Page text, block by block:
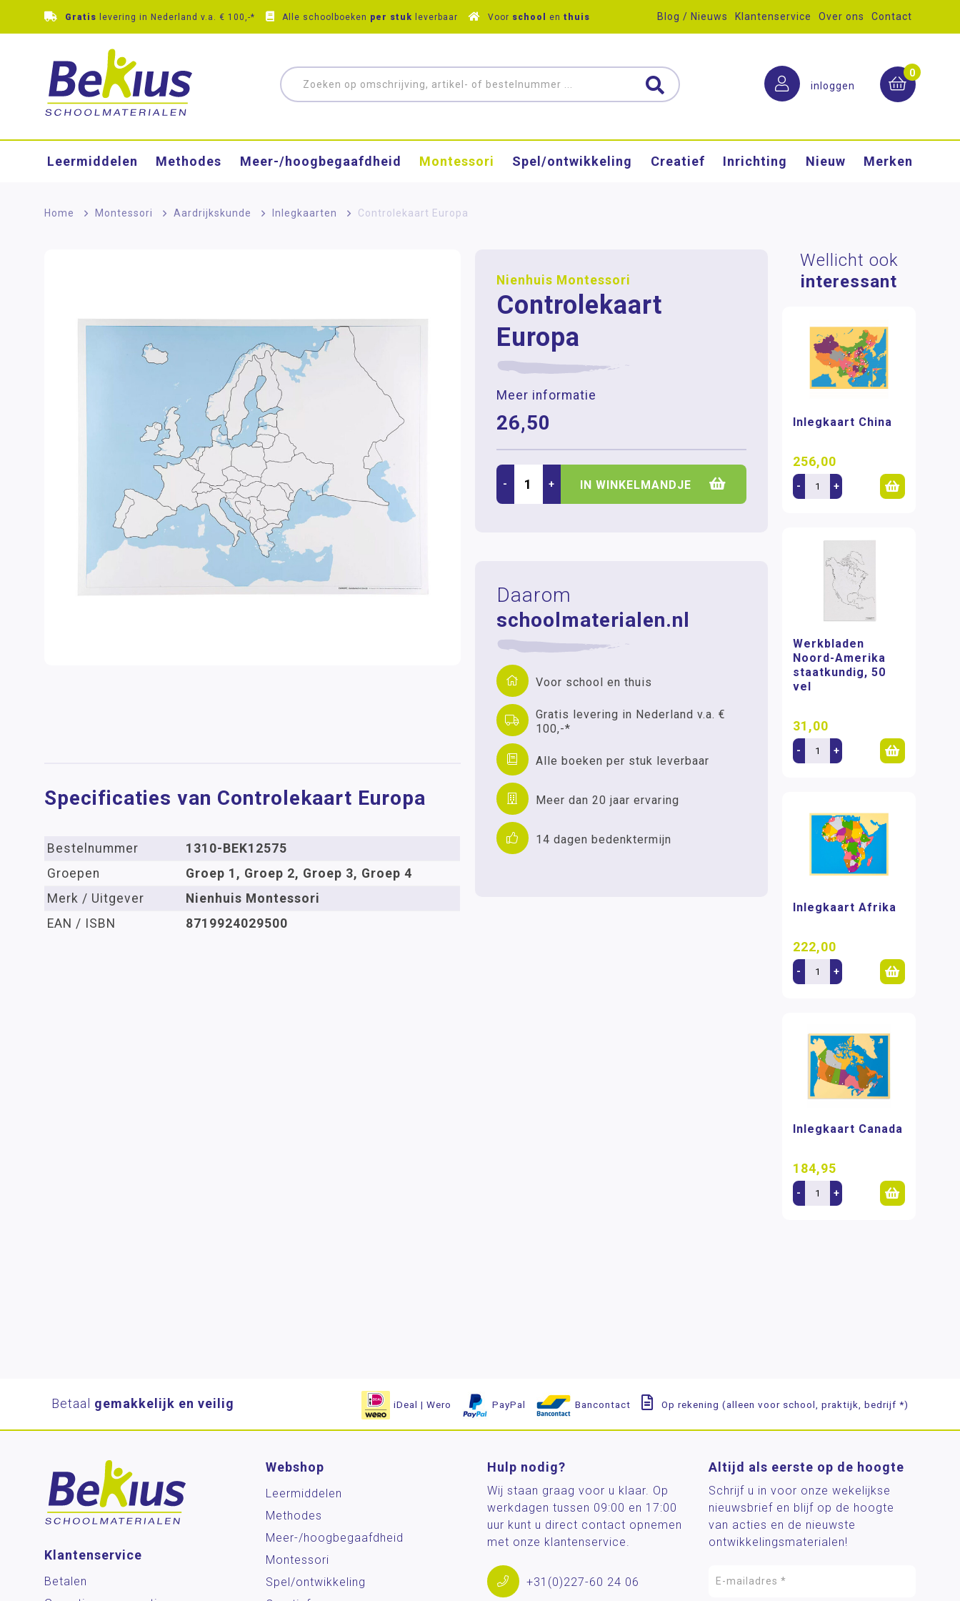
Gratis levering in Nederland v.a. € 100,-* Alle schoolboeken per stuk leverbaar Voor school en thuis Blog / Nieuws Klantenservice Over ons Contact
inloggen
0
Leermiddelen Methodes Meer-/hoog­begaafdheid Montessori Spel/ontwikkeling Creatief Inrichting Nieuw Merken
Home > Montessori > Aardrijkskunde > Inlegkaarten > Controlekaart Europa
Nienhuis Montessori
Controlekaart
Europa
Meer informatie
26,50
- + IN WINKELMANDJE
Daarom
schoolmaterialen.nl
Voor school en thuis
Gratis levering in Nederland v.a. €
100,-*
Alle boeken per stuk leverbaar
Meer dan 20 jaar ervaring
14 dagen bedenktermijn
Specificaties van Controlekaart Europa
Bestelnummer
1310-BEK12575
Groepen
Groep 1, Groep 2, Groep 3, Groep 4
Merk / Uitgever
Nienhuis Montessori
EAN / ISBN
8719924029500
Wellicht ook
interessant
Inlegkaart China
256,00
- +
Werkbladen
Noord-Amerika
staatkundig, 50
vel
31,00
- +
Inlegkaart Afrika
222,00
- +
Inlegkaart Canada
184,95
- +
Betaal gemakkelijk en veilig iDeal | Wero PayPal Bancontact Op rekening (alleen voor school, praktijk, bedrijf *)
Klantenservice
Betalen
Webshop
Leermiddelen
Methodes
Meer-/hoog­begaafdheid
Montessori
Spel/ontwikkeling
Hulp nodig?
Wij staan graag voor u klaar. Op
werkdagen tussen 09:00 en 17:00
uur kunt u direct contact opnemen
met onze klantenservice.
+31(0)227-60 24 06
Altijd als eerste op de hoogte
Schrijf u in voor onze wekelijkse
nieuwsbrief en blijf op de hoogte
van acties en de nieuwste
ontwikkelingsmaterialen!